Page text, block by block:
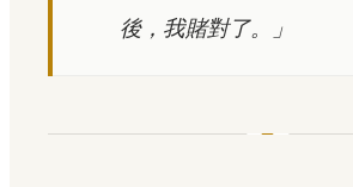
後，我賭對了。」